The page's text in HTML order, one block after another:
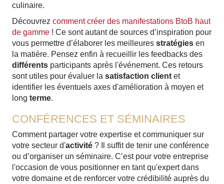
culinaire.
Découvrez comment créer des manifestations BtoB haut
de gamme ! Ce sont autant de sources d’inspiration pour
vous permettre d’élaborer les meilleures stratégies en
la matière. Pensez enfin à recueillir les feedbacks des
différents participants après l'événement. Ces retours
sont utiles pour évaluer la satisfaction client et
identifier les éventuels axes d'amélioration à moyen et
long terme.
CONFÉRENCES ET SÉMINAIRES
Comment partager votre expertise et communiquer sur
votre secteur d'activité ? Il suffit de tenir une conférence
ou d’organiser un séminaire. C’est pour votre entreprise
l'occasion de vous positionner en tant qu'expert dans
votre domaine et de renforcer votre crédibilité auprès du